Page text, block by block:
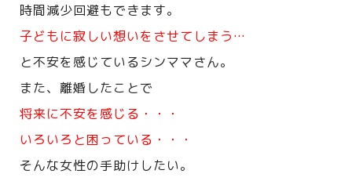
時間減少回避もできます。
子どもに寂しい想いをさせてしまう…
と不安を感じているシンママさん。
また、離婚したことで
将来に不安を感じる・・・
いろいろと困っている・・・
そんな女性の手助けしたい。